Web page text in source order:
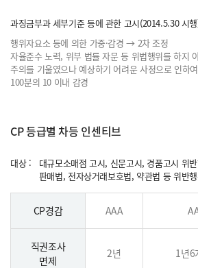
과징금부과 세부기준 등에 관한 고시(2014.5.30 시
행위자요소 등에 의한 가중·감경 → 2차 조정
자율준수 노력, 위부 법률 자문 등 위법행위를 하지
주의를 기울였으나예상하기 어려운 사정으로 인하
100분의 10 이내 감경
CP 등급별 차등 인센티브
대상 :
대규모소매점 고시, 신문고시, 경품고시 위
판매법, 전자상거래보호법, 약관법 등 위반
CP경감 AAA
직권조사
면제
2년 1년6